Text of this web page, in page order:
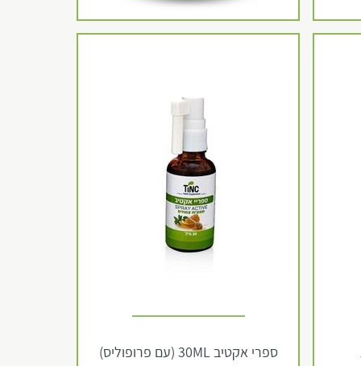
ספרי אקטיב 30ML (עם פרופוליס)